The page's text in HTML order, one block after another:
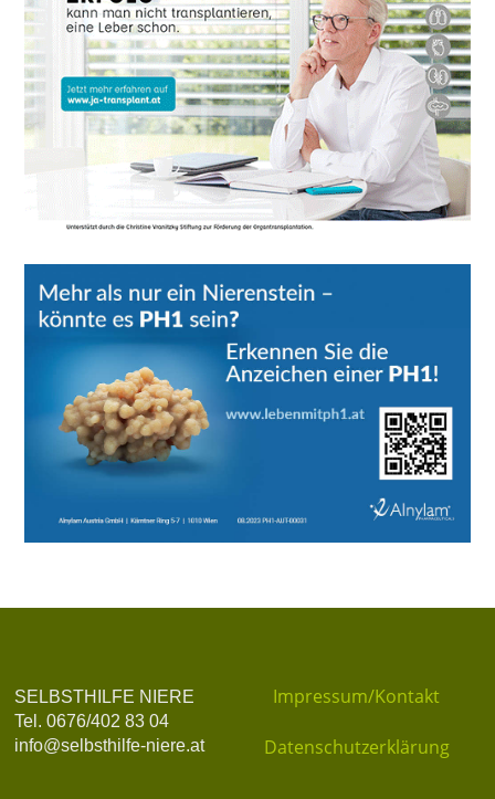
SELBSTHILFE NIERE
Tel. 0676/402 83 04
info@selbsthilfe-niere.at
Impressum/Kontakt
Datenschutzerklärung